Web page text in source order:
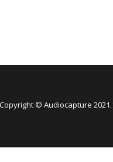
Copyright © Audiocapture 2021.